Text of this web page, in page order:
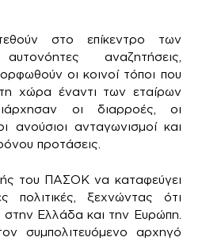
στο επίκεντρο των
αναζητήσεις,
οι κοινοί τόποι που
χώρα έναντι των εταίρων
οι διαρροές, οι
ανούσιοι ανταγωνισμοί και
προτάσεις.
του ΠΑΣΟΚ να καταφεύγει
πολιτικές, ξεχνώντας ότι
Ελλάδα και την Ευρώπη.
συμπολιτευόμενο αρχηγό